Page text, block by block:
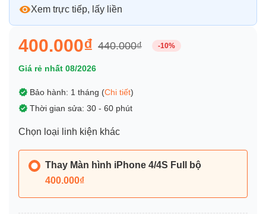
Xem trực tiếp, lấy liền
400.000₫ 440.000₫ -10%
Giá rẻ nhất 08/2026
Bảo hành: 1 tháng (Chi tiết)
Thời gian sửa: 30 - 60 phút
Chọn loại linh kiện khác
Thay Màn hình iPhone 4/4S Full bộ
400.000₫